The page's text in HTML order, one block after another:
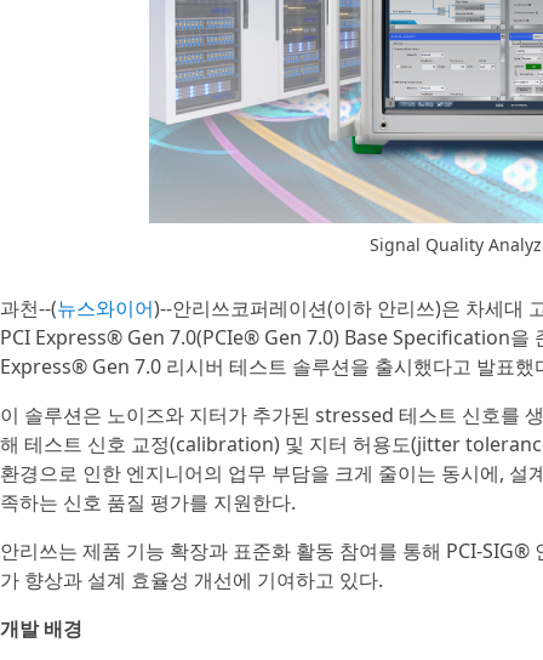
Signal Quality
과천--(뉴스와이어)--안리쓰코퍼레이션(이하 안리쓰)은 차세대
PCI Express® Gen 7.0(PCIe® Gen 7.0) Base Specification을
Express® Gen 7.0 리시버 테스트 솔루션을 출시했다고 발표했
이 솔루션은 노이즈와 지터가 추가된 stressed 테스트 신호를
해 테스트 신호 교정(calibration) 및 지터 허용도(jitter
환경으로 인한 엔지니어의 업무 부담을 크게 줄이는 동시에,
족하는 신호 품질 평가를 지원한다.
안리쓰는 제품 기능 확장과 표준화 활동 참여를 통해 PCI-
가 향상과 설계 효율성 개선에 기여하고 있다.
개발 배경